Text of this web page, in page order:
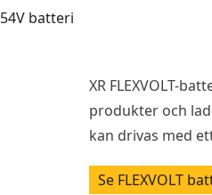
54V batteri
seriekopplade: - 15 celler i
XR FLEXVOLT-
produkter och
kan drivas med
Se FLEXVOLT